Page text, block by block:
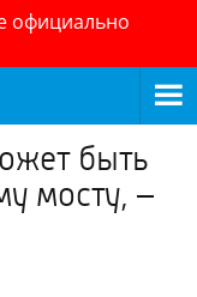
официально
быть
мосту, –